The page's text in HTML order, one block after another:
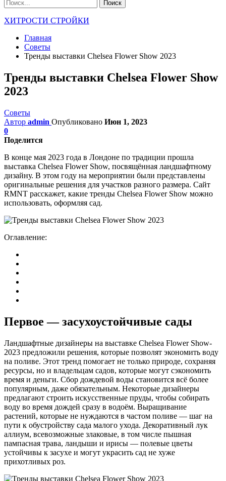
ХИТРОСТИ СТРОЙКИ
Главная
Советы
Тренды выставки Chelsea Flower Show 2023
Тренды выставки Chelsea Flower Show
2023
Советы
Автор admin Опубликовано Июн 1, 2023
0
Поделится
В конце мая 2023 года в Лондоне по традиции прошла
выставка Chelsea Flower Show, посвящённая ландшафтному
дизайну. В этом году на мероприятии были представлены
оригинальные решения для участков разного размера. Сайт
RMNT расскажет, какие тренды Chelsea Flower Show можно
использовать, оформляя сад.
Оглавление:
Первое — засухоустойчивые сады
Ландшафтные дизайнеры на выставке Chelsea Flower Show-
2023 предложили решения, которые позволят экономить воду
на поливе. Этот тренд помогает не только природе, сохраняя
ресурсы, но и владельцам садов, которые могут сэкономить
время и деньги. Сбор дождевой воды становится всё более
популярным, даже обязательным. Некоторые дизайнеры
предлагают строить искусственные пруды, чтобы собирать
воду во время дождей сразу в водоём. Выращивание
растений, которые не нуждаются в частом поливе — шаг на
пути к обустройству сада малого ухода. Декоративный лук
аллиум, всевозможные злаковые, в том числе пышная
пампасная трава, ландыши и ирисы — полевые цветы
устойчивы к засухе и могут украсить сад не хуже
прихотливых роз.